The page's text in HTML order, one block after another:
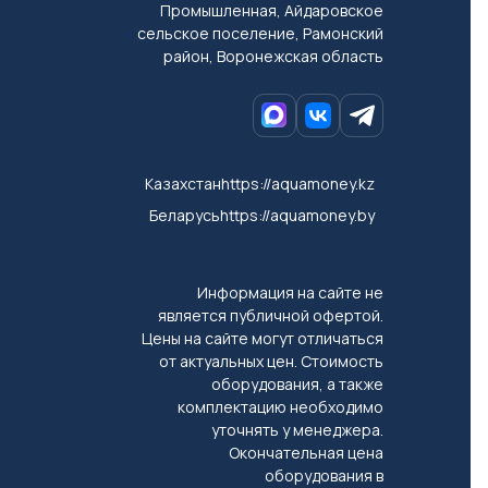
Промышленная, Айдаровское
сельское поселение, Рамонский
район, Воронежская область
Казахстанhttps://aquamoney.kz
Беларусьhttps://aquamoney.by
Информация на сайте не
является публичной офертой.
Цены на сайте могут отличаться
от актуальных цен. Стоимость
оборудования, а также
комплектацию необходимо
уточнять у менеджера.
Окончательная цена
оборудования в